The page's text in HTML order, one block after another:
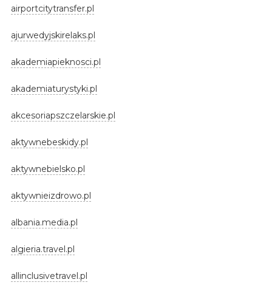
airportcitytransfer.pl
ajurwedyjskirelaks.pl
akademiapieknosci.pl
akademiaturystyki.pl
akcesoriapszczelarskie.pl
aktywnebeskidy.pl
aktywnebielsko.pl
aktywnieizdrowo.pl
albania.media.pl
algieria.travel.pl
allinclusivetravel.pl